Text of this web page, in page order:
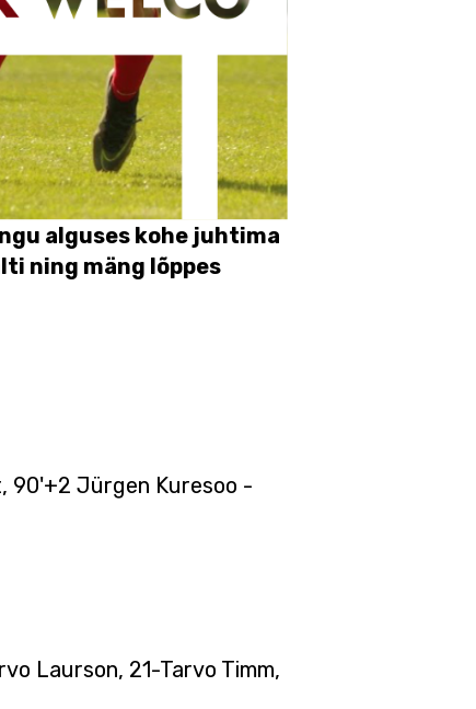
alguses kohe juhtima
ning mäng lõppes
90'+2 Jürgen Kuresoo -
Laurson, 21-Tarvo Timm,